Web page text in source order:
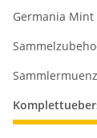
Germania Mint